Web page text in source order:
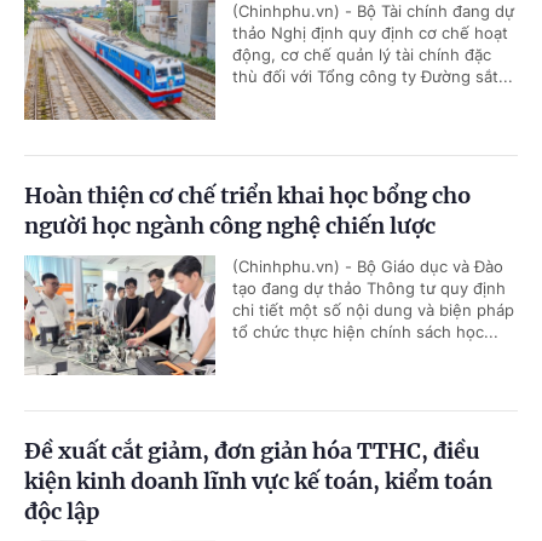
(Chinhphu.vn) - Bộ Tài chính đang dự
thảo Nghị định quy định cơ chế hoạt
động, cơ chế quản lý tài chính đặc
thù đối với Tổng công ty Đường sắt...
Hoàn thiện cơ chế triển khai học bổng cho
người học ngành công nghệ chiến lược
(Chinhphu.vn) - Bộ Giáo dục và Đào
tạo đang dự thảo Thông tư quy định
chi tiết một số nội dung và biện pháp
tổ chức thực hiện chính sách học...
Đề xuất cắt giảm, đơn giản hóa TTHC, điều
kiện kinh doanh lĩnh vực kế toán, kiểm toán
độc lập